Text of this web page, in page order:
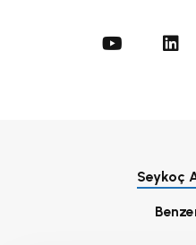
Seykoç